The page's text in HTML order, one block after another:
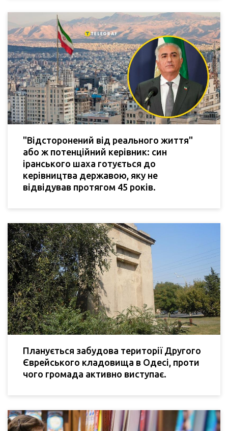
"Відсторонений від реального життя"
або ж потенційний керівник: син
іранського шаха готується до
керівництва державою, яку не
відвідував протягом 45 років.
Планується забудова території Другого
Єврейського кладовища в Одесі, проти
чого громада активно виступає.